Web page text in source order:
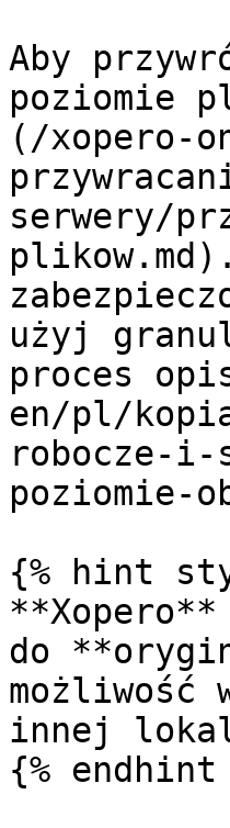
Aby
poziomie
(/xopero-
serwery/
użyj
proces
en/pl/
robocze-i-
poziomie-
{% hint
do
możliwość
innej
{% endhint